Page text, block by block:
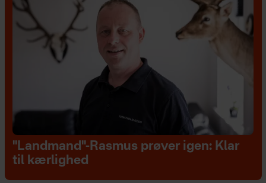
"Landmand"-Rasmus prøver igen: Klar
til kærlighed